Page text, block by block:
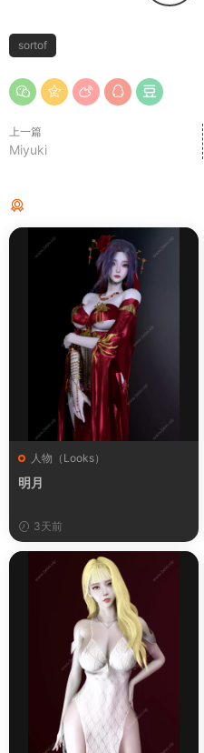
sortof
上一篇
Miyuki
人物（Looks）
明月
3天前